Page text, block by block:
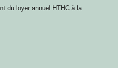
du loyer annuel HTHC à la